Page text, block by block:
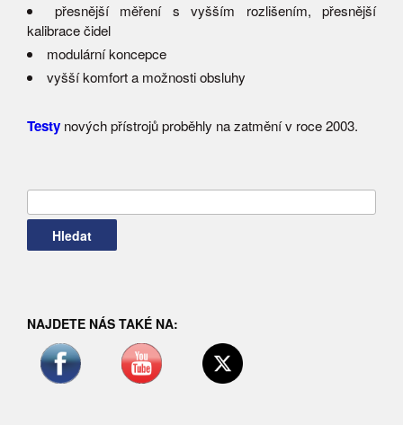
přesnější měření s vyšším rozlišením, přesnější
kalibrace čidel
modulární koncepce
vyšší komfort a možnosti obsluhy
Testy nových přístrojů proběhly na zatmění v roce 2003.
NAJDETE NÁS TAKÉ NA: